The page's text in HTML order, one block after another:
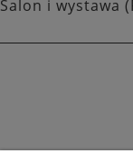
Salon i wystawa